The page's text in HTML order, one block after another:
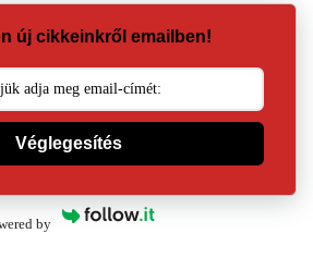
új cikkeinkről emailben!
Véglegesítés
by